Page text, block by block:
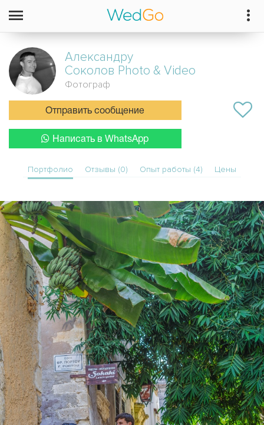
Александру
Соколов Photo & Video
Фотограф
Отправить сообщение
Написать в WhatsApp
Портфолио Отзывы (0) Опыт работы (4) Цены